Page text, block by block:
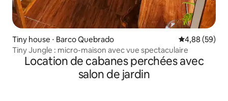
Tiny house ⋅ Barco Quebrado Évaluation
4,88 (59)
Tiny Jungle : micro-maison avec vue spectaculaire
Location de cabanes perchées avec
salon de jardin